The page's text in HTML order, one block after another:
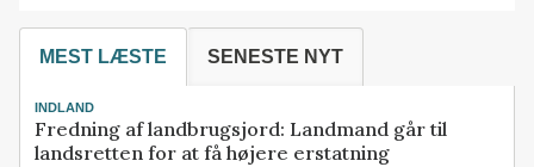
MEST LÆSTE SENESTE NYT
INDLAND
Fredning af landbrugsjord: Landmand går til
landsretten for at få højere erstatning